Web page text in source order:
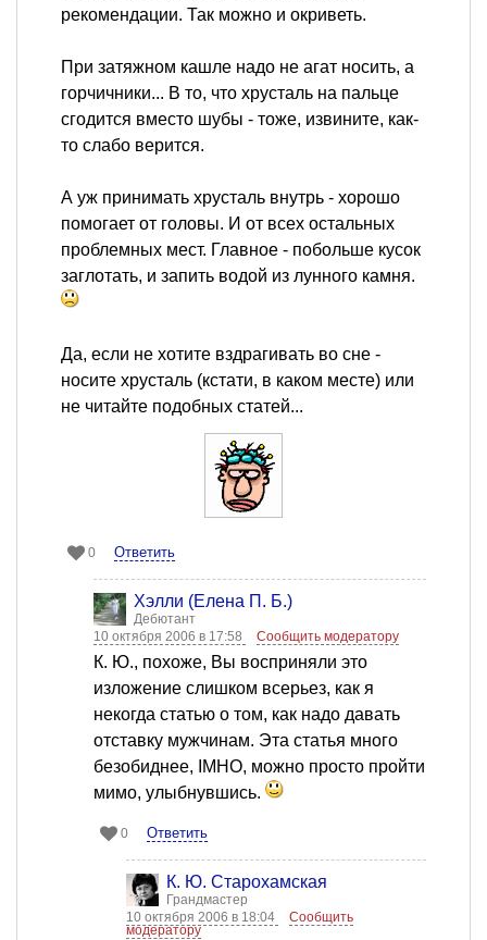
рекомендации. Так можно и окриветь.
При затяжном кашле надо не агат носить, а
горчичники... В то, что хрусталь на пальце
сгодится вместо шубы - тоже, извините, как-
то слабо верится.
А уж принимать хрусталь внутрь - хорошо
помогает от головы. И от всех остальных
проблемных мест. Главное - побольше кусок
заглотать, и запить водой из лунного камня.
Да, если не хотите вздрагивать во сне -
носите хрусталь (кстати, в каком месте) или
не читайте подобных статей...
0 Ответить
Хэлли (Елена П. Б.)
Дебютант
10 октября 2006 в 17:58
Сообщить модератору
К. Ю., похоже, Вы восприняли это
изложение слишком всерьез, как я
некогда статью о том, как надо давать
отставку мужчинам. Эта статья много
безобиднее, IMHO, можно просто пройти
мимо, улыбнувшись.
0 Ответить
К. Ю. Старохамская
Грандмастер
10 октября 2006 в 18:04
Сообщить
модератору